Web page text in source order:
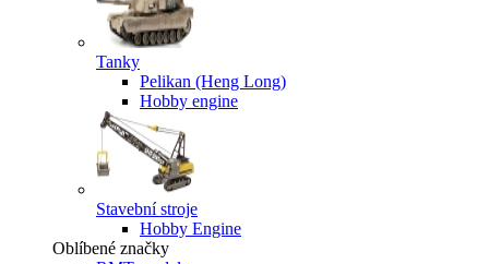
Tanky
Pelikan (Heng Long)
Hobby engine
Stavební stroje
Hobby Engine
Oblíbené značky